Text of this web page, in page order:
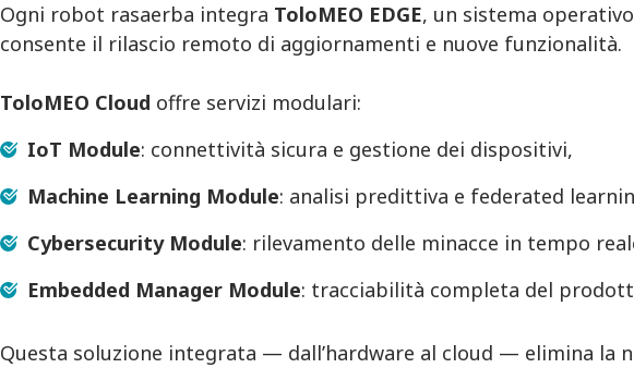
Ogni robot rasaerba integra ToloMEO EDGE, un sistema
consente il rilascio remoto di aggiornamenti e nuove funzionalità.
ToloMEO Cloud offre servizi modulari:
IoT Module: connettività sicura e gestione dei dispositivi,
Machine Learning Module: analisi predittiva e federated
Cybersecurity Module: rilevamento delle minacce in tempo
Embedded Manager Module: tracciabilità completa del
Questa soluzione integrata — dall’hardware al cloud — elimina